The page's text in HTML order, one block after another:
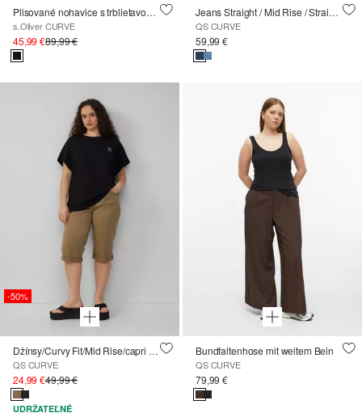
Plisované nohavice s trblietavou priadzou a elastickým pásom
s.Oliver CURVE
45,99 €89,99 €
Jeans Straight / Mid Rise / Straight Leg
QS CURVE
59,99 €
-50%
Džínsy/Curvy Fit/Mid Rise/capri dĺžka
QS CURVE
24,99 €49,99 €
UDRŽATEĽNÉ
Bundfaltenhose mit weitem Bein
QS CURVE
79,99 €